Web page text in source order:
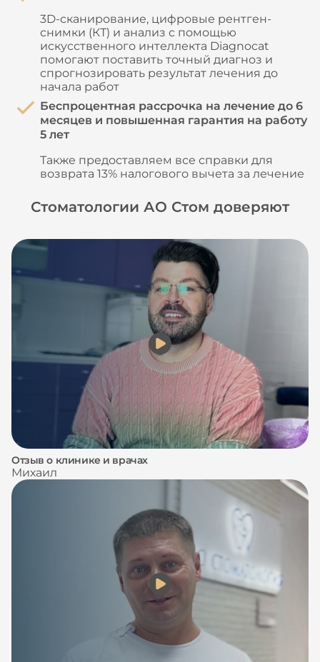
3D-сканирование, цифровые рентген-
снимки (КТ) и анализ с помощью
искусственного интеллекта Diagnocat
помогают поставить точный диагноз и
спрогнозировать результат лечения до
начала работ
Беспроцентная рассрочка на лечение до 6
месяцев и повышенная гарантия на работу
5 лет
Также предоставляем все справки для
возврата 13% налогового вычета за лечение
Стоматологии АО Стом доверяют
Отзыв о клинике и врачах
Михаил